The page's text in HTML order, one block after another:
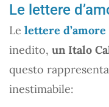
Le lettere
Le lettere d’amore
inedito, un Italo
questo
inestimabile: